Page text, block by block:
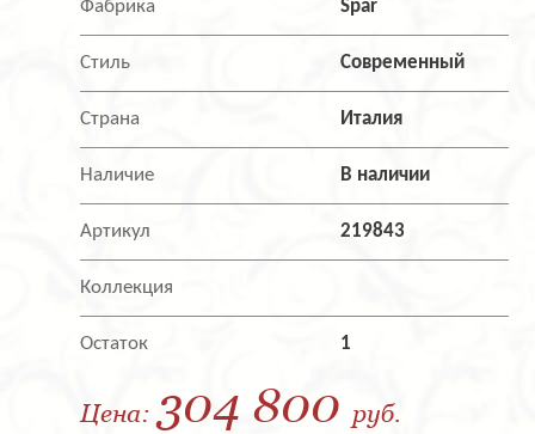
Фабрика Spar
Стиль Современный
Страна Италия
Наличие В наличии
Артикул 219843
Коллекция
Остаток 1
Цена: 304 800 руб.